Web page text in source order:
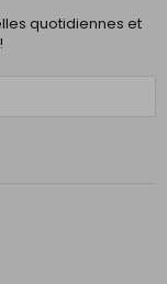
quotidiennes et